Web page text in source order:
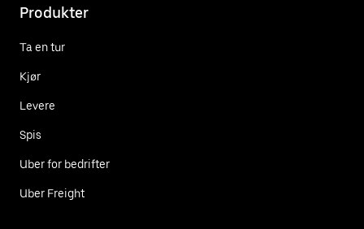
Produkter
Ta en tur
Kjør
Levere
Spis
Uber for bedrifter
Uber Freight